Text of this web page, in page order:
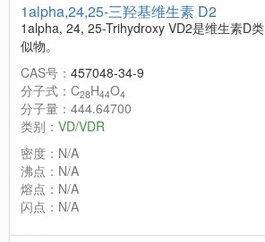
1alpha,24,25-三羟基维生素 D2
1alpha, 24, 25-Trihydroxy VD2是维生素D类
似物。
CAS号： 457048-34-9
分子式：C28H44O4
分子量：444.64700
类别： VD/VDR
密度：N/A
沸点：N/A
熔点：N/A
闪点：N/A